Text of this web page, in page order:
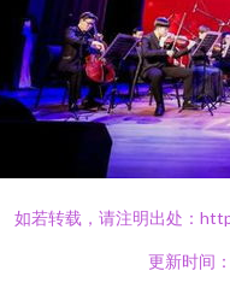
如若转载，请注明出处：
更新时间